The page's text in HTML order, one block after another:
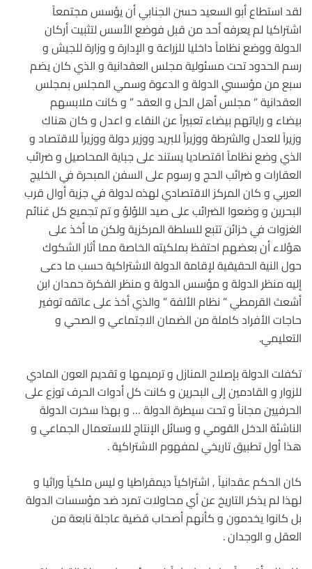
لقد استطاع أبو السعيد حسن الجنابي أن يؤسس مجتمعاً
اشتراكيا لم يعرفه أحد من قبل فوضع الأسس لتثبيت أركان
الدولة ووضع نظاماً داخليا للزراعة و الإدارة و وزارة للجيش و
رسم الحدود تحت مسئولية مجلس العقدانية و الذي كان يضم
سبع من مؤسسي الدولة و الدعوة وسمي المجلس بمجلس
العقدانية ” مجلس أهل الحل و العقد ” و كانت ملابسهم
بيضاء و راياتهم بيضاء تعبيراً عن النقاء و اعدل و كان هناك
وزيراً للعدل والشرطة ووزيراً للبريد ووزير دولة ووزيراً للاقتصاد و
الذي وضع نظاماً اقتصاديا يستند على جباية المحاصيل و ضرائب
العقارات و ضرائب الحج و رسوم على السفن المبحرة في الخليج
العربي و كان المركز الاقتصادي لهذه لدولة في جزية أوال قرب
البحرين و وضعوا الضرائب على صيد اللؤلؤ و تم تجميع كل غنائم
الغزوات في خزائن تتبع للسلطة المركزية ولكن ما أخذ على
هؤلاء أن بعضهم احتفظ بملكيته الخاصة مما أثار الشكوك
حول النية الحقيقية لإقامة الدولة الاشتراكية حسب ما دعى
إليه منظر الدولة و مؤسس الدولة و منظر الفكرة حمدان ابن
أشعث القرمطي ” نظام الألفة ” والذي أخذ على عاتقه توفير
حاجات الأفراد كاملة من الضمان الاجتماعي و الصحي و
التعليمي.
تكفلت الدولة بإصلاح المنازل و ترميمها و تقديم العون المادي
للزوار و القادمين إلى البحرين و كانت كل أدوات الحرف توزع على
الحرفيين مجاناً و تحت سيطرة الدولة … و بهذا سخرت الدولة
الناشئة الدخل القومي و وسائل الإنتاج للاستعمال الجماعي و
هذا أول تطبيق تاريخي لمفهوم الاشتراكية .
كان الحكم عقدانياً , اشتراكياً ديمقراطيا و ليس ملكياً وراثيا و
لهذا لم يذكر التاريخ عن أي محاولات تمرد ضد مؤسسات الدولة
بل كانوا يخدمون و كأنهم أصحاب قضية عاجلة نابعة من
العقل و الوجدان .